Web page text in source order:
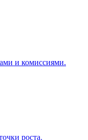
и комиссиями.
роста.